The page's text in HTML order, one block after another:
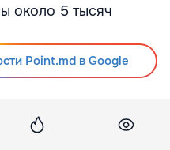
около 5 тысяч
Point.md в Google